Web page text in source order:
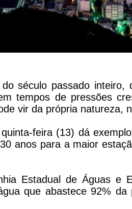
século passado inteiro,
tempos de pressões
vir da própria natureza,
feira (13) dá
anos para a maior
Estadual de Águas e
que abastece 92%